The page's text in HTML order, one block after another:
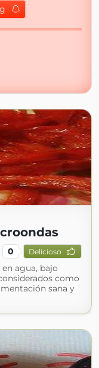
0 Delicioso
agua, bajo
como
sana y